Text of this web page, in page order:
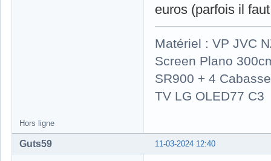
euros (parfois il
Matériel : VP JVC
Screen Plano
SR900 + 4
TV LG OLED77 C3
Hors ligne
11-03-2024 12:40
Guts59